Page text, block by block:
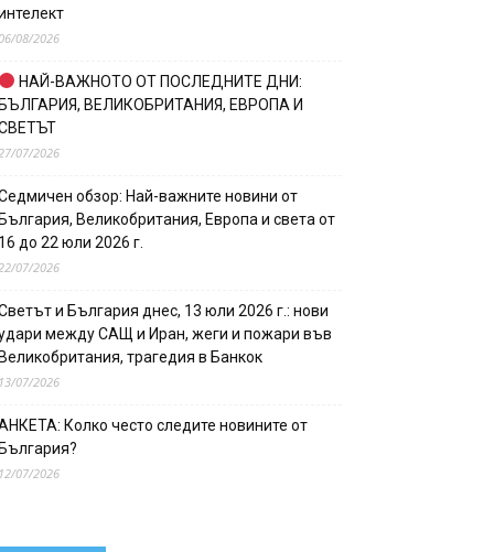
08/2026
НАЙ-ВАЖНОТО ОТ ПОСЛЕДНИТЕ ДНИ:
ВЕЛИКОБРИТАНИЯ, ЕВРОПА И
07/2026
обзор: Най-важните новини от
Великобритания, Европа и света от
до 22 юли 2026 г.
07/2026
и България днес, 13 юли 2026 г.: нови
между САЩ и Иран, жеги и пожари във
трагедия в Банкок
07/2026
Колко често следите новините от
07/2026